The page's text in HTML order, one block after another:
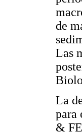
de
Las
La
para
&